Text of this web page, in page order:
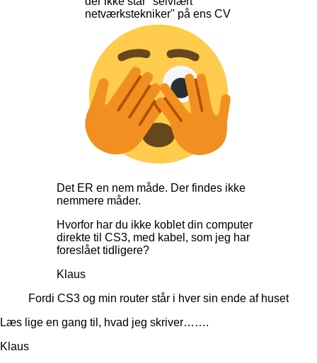
netværkstekniker" på ens CV
Det ER en nem måde. Der findes ikke
nemmere måder.
Hvorfor har du ikke koblet din computer
direkte til CS3, med kabel, som jeg har
foreslået tidligere?
Klaus
Fordi CS3 og min router står i hver sin ende af huset
Læs lige en gang til, hvad jeg skriver…….
Klaus